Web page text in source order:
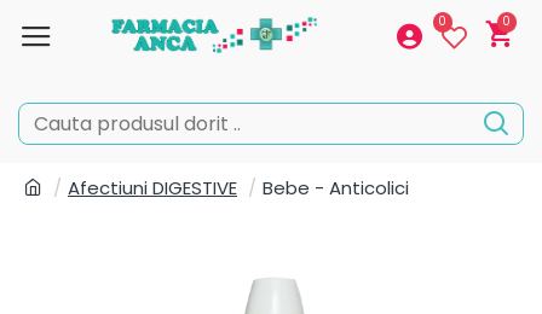
0 0
Afectiuni DIGESTIVE Bebe - Anticolici